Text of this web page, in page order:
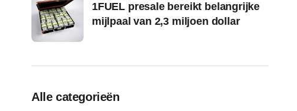
1FUEL presale bereikt belangrijke
mijlpaal van 2,3 miljoen dollar
Alle categorieën